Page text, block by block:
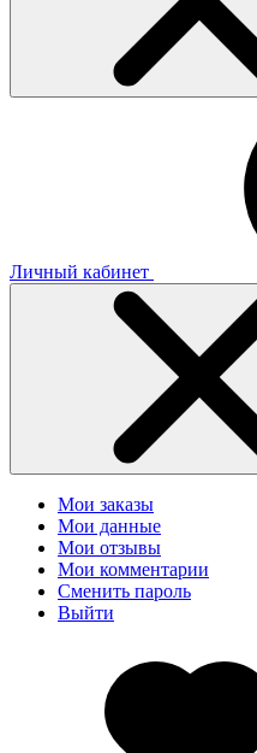
Личный кабинет
Мои заказы
Мои данные
Мои отзывы
Мои комментарии
Сменить пароль
Выйти